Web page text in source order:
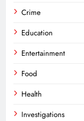
Crime
Education
Entertainment
Food
Health
Investigations